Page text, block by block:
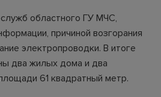
областного ГУ МЧС,
причиной возгорания
электропроводки. В итоге
два жилых дома и два
61 квадратный метр.